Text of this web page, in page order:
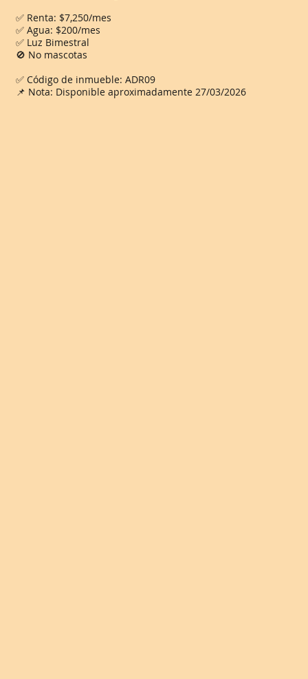
✅ Renta: $7,250/mes
✅ Agua: $200/mes
✅ Luz Bimestral
🚫 No mascotas
✅ Código de inmueble: ADR09
📌 Nota: Disponible aproximadamente 27/03/2026